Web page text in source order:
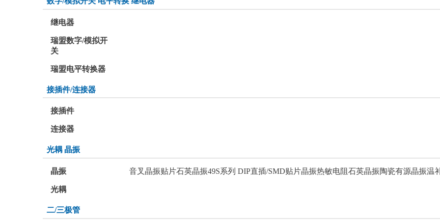
继电器
瑞盟数字/模拟开
关
瑞盟电平转换器
接插件/连接器
接插件
连接器
光耦 晶振
晶振 音叉晶振贴片石英晶振49S系列 DIP直插/SMD贴片晶振热敏电阻石英晶振陶瓷有源晶振温
光耦
二/三极管